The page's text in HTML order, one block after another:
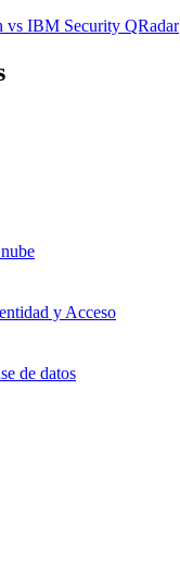
vs IBM Security QRadar
y Acceso
de datos